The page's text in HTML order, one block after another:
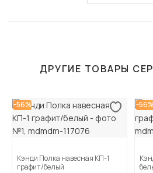
ДРУГИЕ ТОВАРЫ
-56%
Кэнди Полка навесная КП-1
графит/белый
-